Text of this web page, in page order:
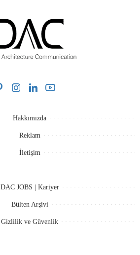
Hakkımızda
Reklam
İletişim
DAC JOBS | Kariyer
Bülten Arşivi
Gizlilik ve Güvenlik